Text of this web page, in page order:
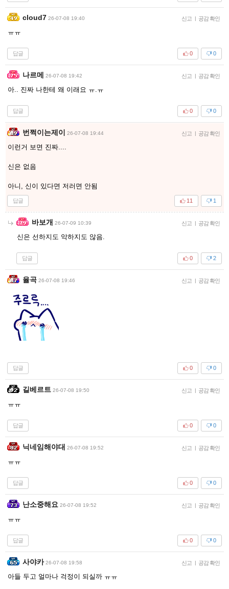
cloud7 26-07-08 19:40 신고 | 공감 확인
ㅠㅠ
답글 0
0
나르메 26-07-08 19:42 신고 | 공감 확인
아.. 진짜 나한테 왜 이래요 ㅠ.ㅠ
답글 0
0
번쩍이는제이 26-07-08 19:44 신고 | 공감 확인
이런거 보면 진짜....
신은 없음
아니, 신이 있다면 저러면 안됨
답글 1
11
바보개 26-07-09 10:39 신고 | 공감 확인
신은 선하지도 악하지도 않음.
답글 2
0
율곡 26-07-08 19:46 신고 | 공감 확인
답글 0
0
길베르트 26-07-08 19:50 신고 | 공감 확인
ㅠㅠ
답글 0
0
닉네임해야대 26-07-08 19:52 신고 | 공감 확인
ㅠㅠ
답글 0
0
난소중해요 26-07-08 19:52 신고 | 공감 확인
ㅠㅠ
답글 0
0
사야카 26-07-08 19:58 신고 | 공감 확인
아들 두고 얼마나 걱정이 되실까 ㅠㅠ